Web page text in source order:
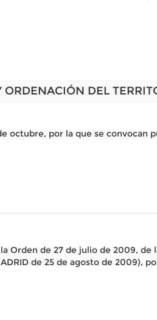
DEL
octubre, por la que se
Orden de 27 de julio de 2009,
de 25 de agosto de